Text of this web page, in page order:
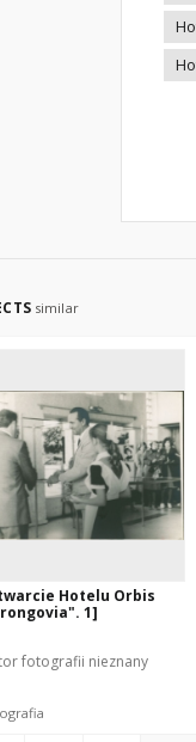
similar
Hotelu Orbis
1]
fotografii nieznany